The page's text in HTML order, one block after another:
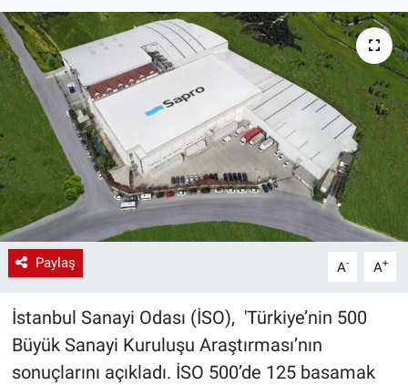
Paylaş A- A+
İstanbul Sanayi Odası (İSO), 'Türkiye’nin 500
Büyük Sanayi Kuruluşu Araştırması’nın
sonuçlarını açıkladı. İSO 500’de 125 basamak